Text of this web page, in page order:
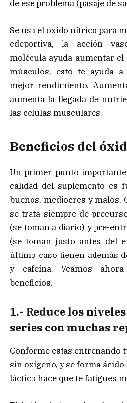
de ese problema (pasaje de
Se usa el óxido nítrico para
edeportiva, la acción
molécula ayuda aumentar
músculos, esto te ayuda
mejor rendimiento.
aumenta la llegada de
las células musculares.
Beneficios del
Un primer punto
calidad del suplemento es
buenos, mediocres y malos.
se trata siempre de
(se toman a diario) y pre-
(se toman justo antes del
último caso tienen además
y cafeína. Veamos
beneficios.
1.- Reduce los
series con muchas
Conforme estas entrenando
sin oxígeno, y se forma ácido
láctico hace que te fatigues